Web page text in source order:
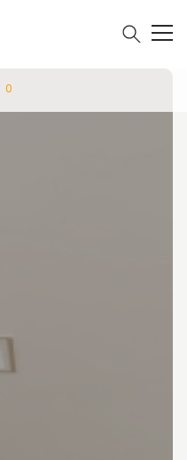
0